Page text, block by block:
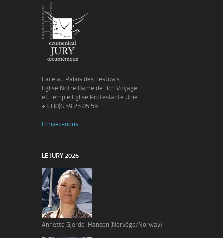
Face au Palais des Festivals :
Eglise Notre Dame de Bon Voyage
et Temple Eglise Protestante Unie
+33 (0)6 59 25 05 59
Ecrivez-nous
LE JURY 2026
Annette Gjerde-Hansen (Norvège/Norway)